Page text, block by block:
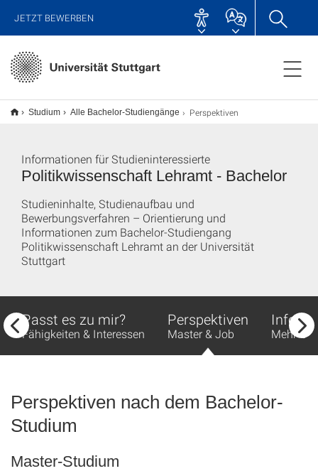
JETZT BEWERBEN
Studium Alle Bachelor-Studiengänge Perspektiven
Politikwissenschaft Lehramt - Bachelor
Informationen für Studieninteressierte
Studieninhalte, Studienaufbau und
Bewerbungsverfahren – Orientierung und
Informationen zum Bachelor-Studiengang
Politikwissenschaft Lehramt an der Universität
Stuttgart
Passt es zu mir?
Fähigkeiten & Interessen
Perspektiven
Master & Job
Info-
Mehr
Perspektiven nach dem Bachelor-
Studium
Master-Studium